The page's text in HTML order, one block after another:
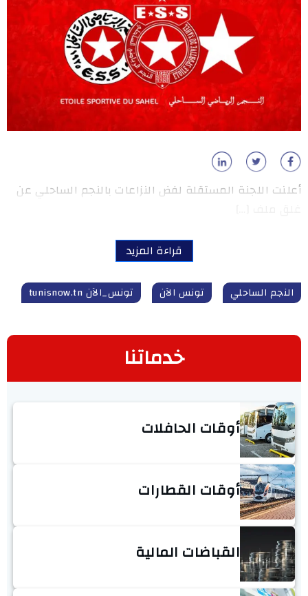
أعلنت اللجنة المستقلة لفض النزاعات بالنجم الساحلي عن
قراءة المزيد
النجم الساحلي تونس الآن تونس_الآن tunisnow.tn
خدماتنا
أوقات الحافلات
أوقات القطارات
القباضات المالية